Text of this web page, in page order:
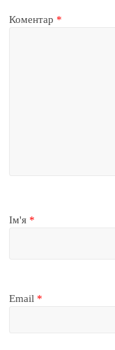
Коментар *
Ім'я *
Email *